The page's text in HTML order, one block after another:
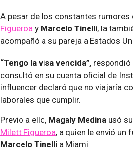
A pesar de los constantes rumores
Figueroa y Marcelo Tinelli, la
acompañó a su pareja a Estados
“Tengo la visa vencida”, respondió
consultó en su cuenta oficial de
influencer declaró que no viajaría
laborales que cumplir.
Previo a ello, Magaly Medina usó
Milett Figueroa, a quien le envió un
Marcelo Tinelli a Miami.